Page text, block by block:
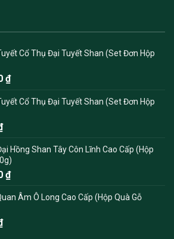
Cổ Thụ Đại Tuyết Shan (Set Đơn Hộp
₫
Cổ Thụ Đại Tuyết Shan (Set Đơn Hộp
Hồng Shan Tây Côn Lĩnh Cao Cấp (Hộp
₫
Âm Ô Long Cao Cấp (Hộp Quà Gỗ